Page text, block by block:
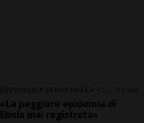
15 ore
«La peggiore epidemia di
Ebola mai registrata»